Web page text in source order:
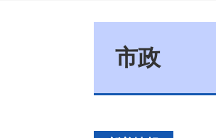
市政